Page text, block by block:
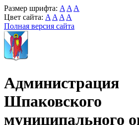
Размер шрифта: A A A
Цвет сайта: A A A A
Полная версия сайта
Администрация
Шпаковского
муниципального